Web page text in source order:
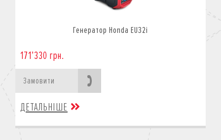
Генератор Honda EU32i
171’330 грн.
Замовити
ДЕТАЛЬНІШЕ